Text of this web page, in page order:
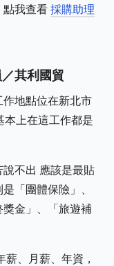
點我查看 採購助理
其利國貿
地點位在新北市
本上在這工作都是
不出 應該是最貼
「團體保險」、
獎金」、「旅遊補
、月薪、年資，